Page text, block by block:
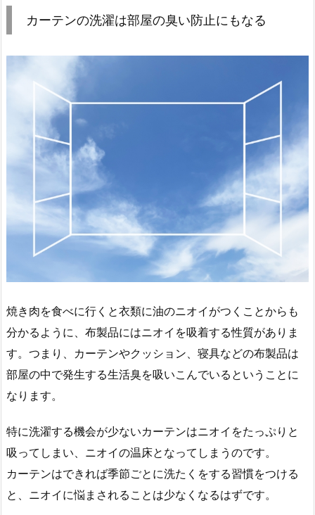
カーテンの洗濯は部屋の臭い防止にもなる
焼き肉を食べに行くと衣類に油のニオイがつくことからも
分かるように、布製品にはニオイを吸着する性質がありま
す。つまり、カーテンやクッション、寝具などの布製品は
部屋の中で発生する生活臭を吸いこんでいるということに
なります。
特に洗濯する機会が少ないカーテンはニオイをたっぷりと
吸ってしまい、ニオイの温床となってしまうのです。
カーテンはできれば季節ごとに洗たくをする習慣をつける
と、ニオイに悩まされることは少なくなるはずです。